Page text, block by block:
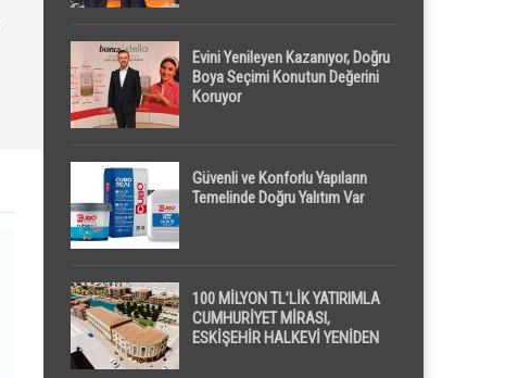
Evini Yenileyen Kazanıyor, Doğru
Boya Seçimi Konutun Değerini
Koruyor
Güvenli ve Konforlu Yapıların
Temelinde Doğru Yalıtım Var
100 MİLYON TL’LİK YATIRIMLA
CUMHURİYET MİRASI,
ESKİŞEHİR HALKEVİ YENİDEN